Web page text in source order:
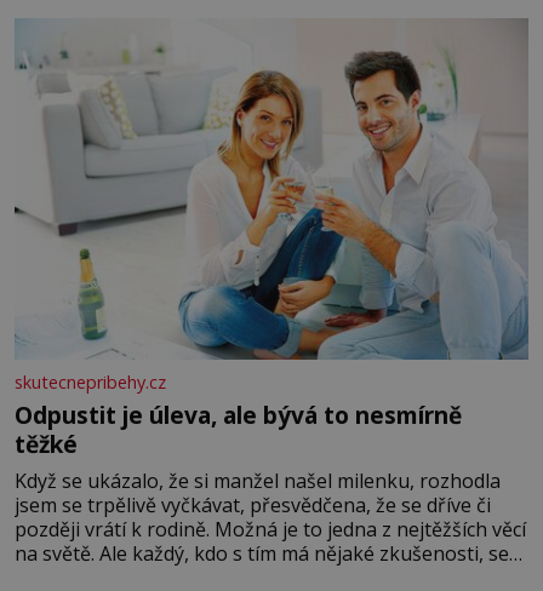
okurky ✿ 2 rajčata Zálivka: ✿ 4 lžíce olivového oleje ✿ 1
lžíci citronové šťávy ✿ ½ stroužku
skutecnepribehy.cz
Odpustit je úleva, ale bývá to nesmírně
těžké
Když se ukázalo, že si manžel našel milenku, rozhodla
jsem se trpělivě vyčkávat, přesvědčena, že se dříve či
později vrátí k rodině. Možná je to jedna z nejtěžších věcí
na světě. Ale každý, kdo s tím má nějaké zkušenosti, se